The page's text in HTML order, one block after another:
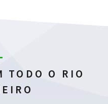
TODO O RIO